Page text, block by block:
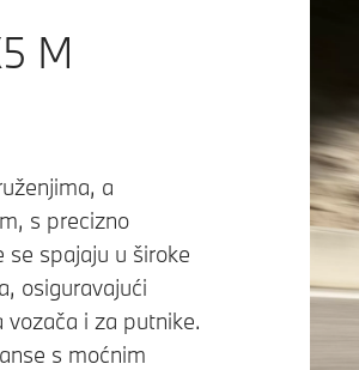
M
a
s precizno
se spajaju u široke
osiguravajući
i za putnike.
s moćnim